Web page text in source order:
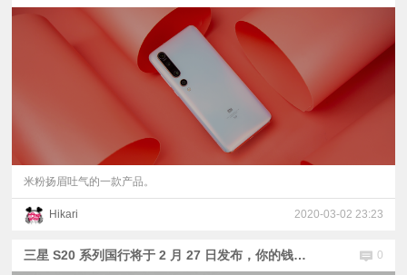
米粉扬眉吐气的一款产品。
Hikari 2020-03-02 23:23
三星 S20 系列国行将于 2 月 27 日发布，你的钱包准备好了吗 0